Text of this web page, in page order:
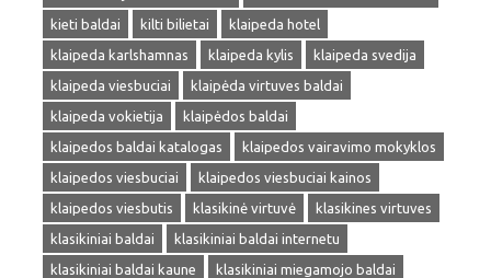
kieti baldai
kilti bilietai
klaipeda hotel
klaipeda karlshamnas
klaipeda kylis
klaipeda svedija
klaipeda viesbuciai
klaipėda virtuves baldai
klaipeda vokietija
klaipėdos baldai
klaipedos baldai katalogas
klaipedos vairavimo mokyklos
klaipedos viesbuciai
klaipedos viesbuciai kainos
klaipedos viesbutis
klasikinė virtuvė
klasikines virtuves
klasikiniai baldai
klasikiniai baldai internetu
klasikiniai baldai kaune
klasikiniai miegamojo baldai